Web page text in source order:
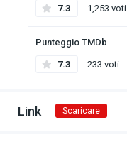
7.3 1,253 voti
Punteggio TMDb
7.3 233 voti
Link Scaricare